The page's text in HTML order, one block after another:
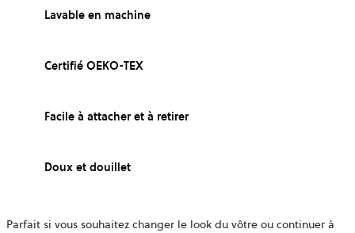
Lavable en machine
Certifié OEKO-TEX
Facile à attacher et à retirer
Doux et douillet
Parfait si vous souhaitez changer le look du vôtre ou continuer à